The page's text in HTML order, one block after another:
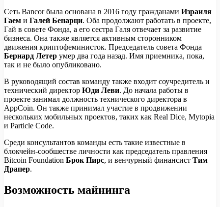
Сеть Bancor была основана в 2016 году гражданами Израиля
Гаем и Галей Бенарци. Оба продолжают работать в проекте,
Гай в совете Фонда, а его сестра Галя отвечает за развитие
бизнеса. Она также является активным сторонником
движения криптофеминисток. Председатель совета Фонда
Бернард Летер умер два года назад. Имя приемника, пока,
так и не было опубликовано.
В руководящий состав команду также входит соучредитель и
технический директор Юди Леви. До начала работы в
проекте занимал должность технического директора в
AppCoin. Он также принимал участие в продвижении
нескольких мобильных проектов, таких как Real Dice, Mytopia
и Particle Code.
Среди консультантов команды есть такие известные в
блокчейн-сообшестве личности как председатель правления
Bitcoin Foundation Брок Пирс, и венчурный финансист Тим
Драпер.
Возможность майнинга